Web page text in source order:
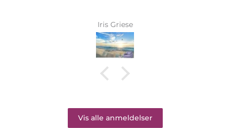
Iris Griese
Vis alle anmeldelser